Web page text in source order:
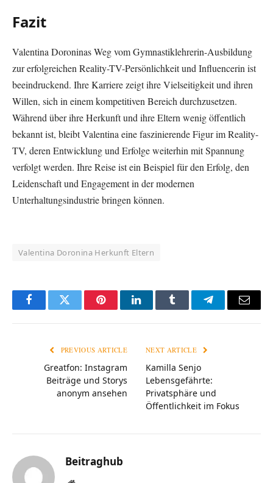
Fazit
Valentina Doroninas Weg vom Gymnastiklehrerin-Ausbildung
zur erfolgreichen Reality-TV-Persönlichkeit und Influencerin ist
beeindruckend. Ihre Karriere zeigt ihre Vielseitigkeit und ihren
Willen, sich in einem kompetitiven Bereich durchzusetzen.
Während über ihre Herkunft und ihre Eltern wenig öffentlich
bekannt ist, bleibt Valentina eine faszinierende Figur im Reality-
TV, deren Entwicklung und Erfolge weiterhin mit Spannung
verfolgt werden. Ihre Reise ist ein Beispiel für den Erfolg, den
Leidenschaft und Engagement in der modernen
Unterhaltungsindustrie bringen können.
Valentina Doronina Herkunft Eltern
FacebookTwitter PinterestLinkedInTumblr TelegramEmail
PREVIOUS ARTICLE
Greatfon: Instagram
Beiträge und Storys
anonym ansehen
NEXT ARTICLE
Kamilla Senjo
Lebensgefährte:
Privatsphäre und
Öffentlichkeit im Fokus
Beitraghub